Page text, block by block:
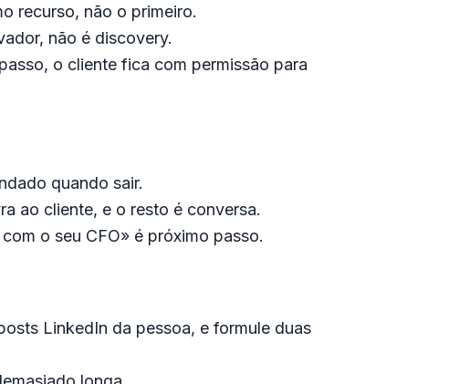
recurso, não o primeiro.
não é discovery.
o cliente fica com permissão para
quando sair.
ao cliente, e o resto é conversa.
o seu CFO» é próximo passo.
LinkedIn da pessoa, e formule duas